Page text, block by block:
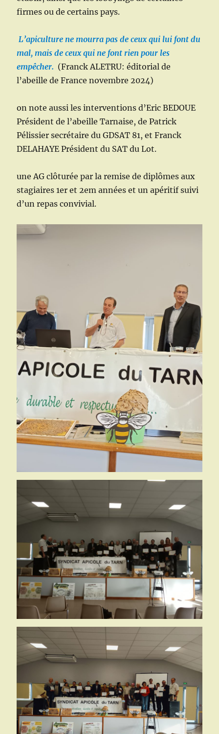
firmes ou de certains pays.
L’apiculture ne mourra pas de ceux qui lui font du
mal, mais de ceux qui ne font rien pour les
empêcher. (Franck ALETRU: éditorial de
l’abeille de France novembre 2024)
on note aussi les interventions d’Eric BEDOUE
Président de l’abeille Tarnaise, de Patrick
Pélissier secrétaire du GDSAT 81, et Franck
DELAHAYE Président du SAT du Lot.
une AG clôturée par la remise de diplômes aux
stagiaires 1er et 2em années et un apéritif suivi
d’un repas convivial.